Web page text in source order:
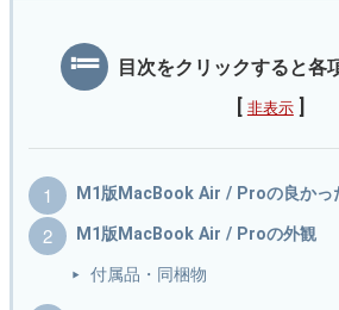
目次をクリックすると各
非表示
M1版MacBook Air / Proの良かっ
M1版MacBook Air / Proの外観
付属品・同梱物